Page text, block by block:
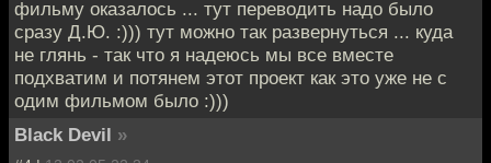
фильму оказалось ... тут переводить надо было
сразу Д.Ю. :))) тут можно так развернуться ... куда
не глянь - так что я надеюсь мы все вместе
подхватим и потянем этот проект как это уже не с
одим фильмом было :)))
Black Devil »